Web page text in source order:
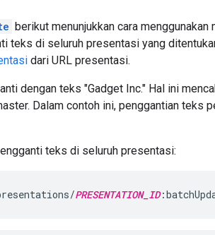
berikut menunjukkan cara menggunakan
teks di seluruh presentasi yang
dari URL presentasi.
dengan teks "Gadget Inc." Hal ini
Dalam contoh ini, penggantian teks
teks di seluruh presentasi:
PRESENTATION_ID